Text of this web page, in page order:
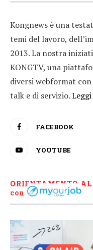
Kongnews è una
temi del lavoro,
2013. La nostra
KONGTV, una
diversi webformat
talk e di servizio.
FACEBOOK
YOUTUBE
ORIENTAMENTO
con